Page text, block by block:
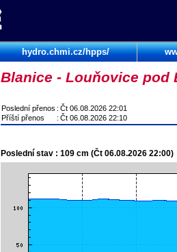
hydro.chmi.cz/hpps/
Blanice - Louňovice pod
Poslední přenos : Čt 06.08.2026 22:01
Příští přenos
: Čt 06.08.2026 22:10
Poslední stav : 109 cm (Čt 06.08.2026 22:00)